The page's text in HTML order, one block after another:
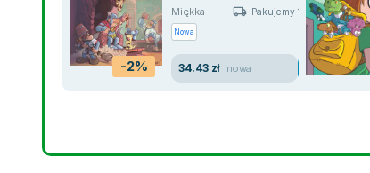
-2%
Miękka Pakujemy 10.08
Nowa
34.43 zł nowa